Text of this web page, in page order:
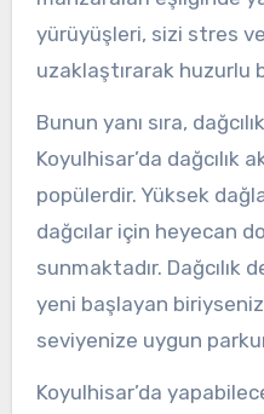
yürüyüşleri, sizi stres
uzaklaştırarak huzurlu
Bunun yanı sıra,
Koyulhisar’da dağcılık
popülerdir. Yüksek
dağcılar için heyecan
sunmaktadır. Dağcılık
yeni başlayan
seviyenize uygun
Koyulhisar’da